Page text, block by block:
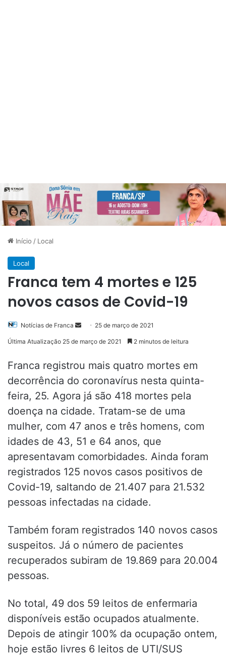
Início / Local
Local
Franca tem 4 mortes e 125
novos casos de Covid-19
Notícias de Franca
Mande25 de março de 2021
Última Atualização 25 de março de 2021 2 minutos de leitura
Franca registrou mais quatro mortes em
decorrência do coronavírus nesta quinta-
feira, 25. Agora já são 418 mortes pela
doença na cidade. Tratam-se de uma
mulher, com 47 anos e três homens, com
idades de 43, 51 e 64 anos, que
apresentavam comorbidades. Ainda foram
registrados 125 novos casos positivos de
Covid-19, saltando de 21.407 para 21.532
pessoas infectadas na cidade.
Também foram registrados 140 novos casos
suspeitos. Já o número de pacientes
recuperados subiram de 19.869 para 20.004
pessoas.
No total, 49 dos 59 leitos de enfermaria
disponíveis estão ocupados atualmente.
Depois de atingir 100% da ocupação ontem,
hoje estão livres 6 leitos de UTI/SUS